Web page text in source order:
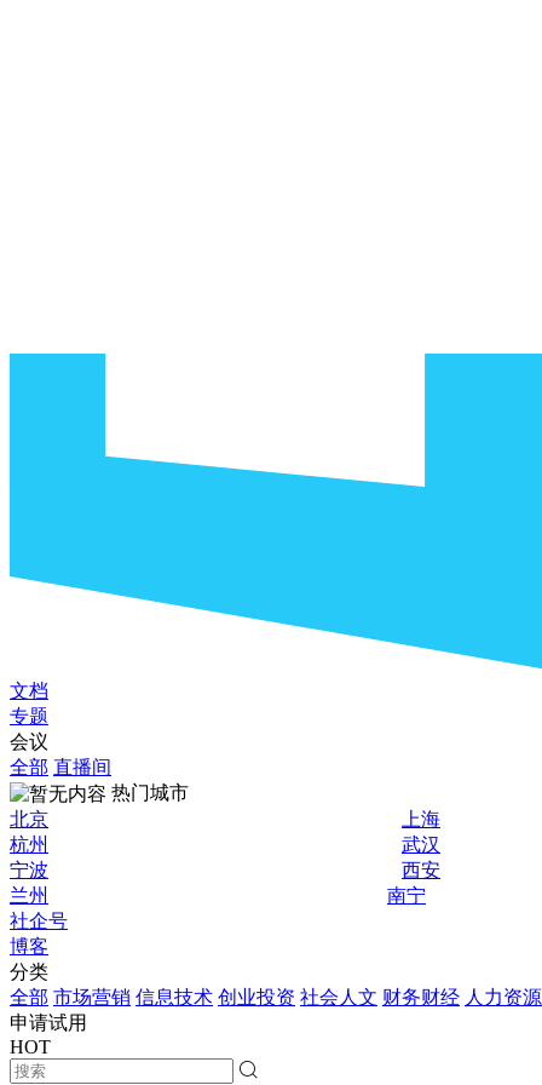
文档
专题
会议
全部 直播间
热门城市
北京
上海
杭州
武汉
宁波
西安
兰州
南宁
社企号
博客
分类
全部 市场营销 信息技术 创业投资 社会人文 财务财经 人力资源
申请试用
HOT